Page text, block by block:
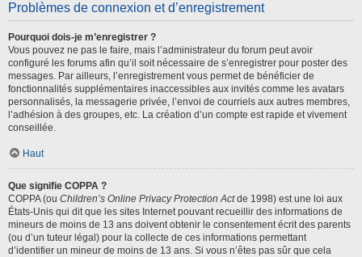
Problèmes de connexion et d’enregistrement
Pourquoi dois-je m’enregistrer ?
Vous pouvez ne pas le faire, mais l’administrateur du forum peut avoir
configuré les forums afin qu’il soit nécessaire de s’enregistrer pour poster des
messages. Par ailleurs, l’enregistrement vous permet de bénéficier de
fonctionnalités supplémentaires inaccessibles aux invités comme les avatars
personnalisés, la messagerie privée, l’envoi de courriels aux autres membres,
l’adhésion à des groupes, etc. La création d’un compte est rapide et vivement
conseillée.
Haut
Que signifie COPPA ?
COPPA (ou Children’s Online Privacy Protection Actde 1998) est une loi aux
États-Unis qui dit que les sites Internet pouvant recueillir des informations de
mineurs de moins de 13 ans doivent obtenir le consentement écrit des parents
(ou d’un tuteur légal) pour la collecte de ces informations permettant
d’identifier un mineur de moins de 13 ans. Si vous n’êtes pas sûr que cela